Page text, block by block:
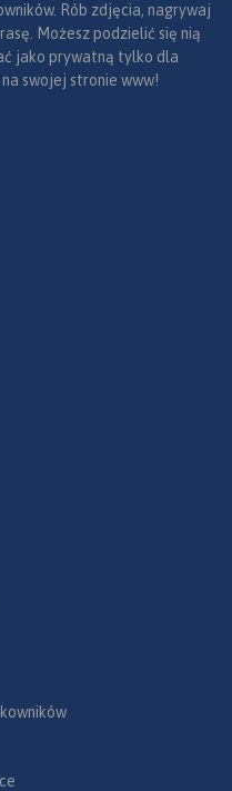
Rób zdjęcia, nagrywaj
Możesz podzielić się nią
jako prywatną tylko dla
swojej stronie www!